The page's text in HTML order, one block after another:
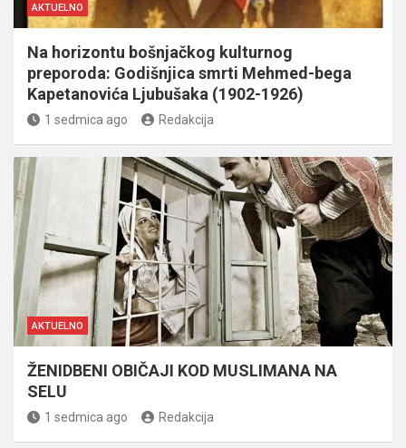
AKTUELNO
Na horizontu bošnjačkog kulturnog
preporoda: Godišnjica smrti Mehmed-bega
Kapetanovića Ljubušaka (1902-1926)
1 sedmica ago Redakcija
AKTUELNO
ŽENIDBENI OBIČAJI KOD MUSLIMANA NA
SELU
1 sedmica ago Redakcija